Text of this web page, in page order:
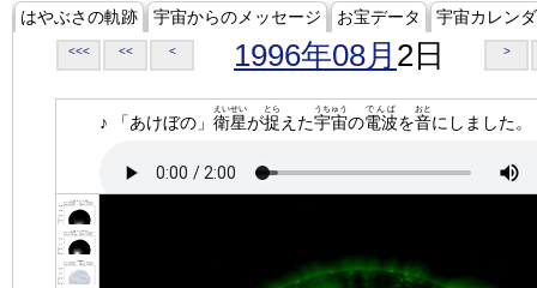
はやぶさの軌跡 宇宙からのメッセージ お宝データ 宇宙カレン
<<< << < 1996年08月 2日 >
♪ 「あけぼの」 衛星
えいせい
が捉
とら
えた宇宙
うちゅう
の電波
でんぱ
を音
おと
にしました。